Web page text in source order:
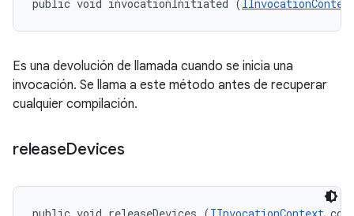
public void invocationInitiated (
Es una devolución de llamada cuando se inicia una
invocación. Se llama a este método antes de recuperar
cualquier compilación.
releaseDevices